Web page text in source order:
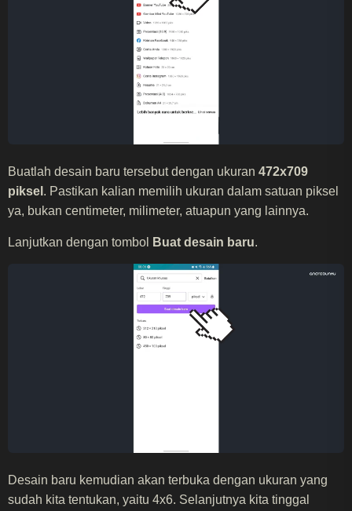
Buatlah desain baru tersebut dengan ukuran 472x709
piksel . Pastikan kalian memilih ukuran dalam satuan piksel
ya, bukan centimeter, milimeter, atuapun yang lainnya.
Lanjutkan dengan tombol Buat desain baru.
Desain baru kemudian akan terbuka dengan ukuran yang
sudah kita tentukan, yaitu 4x6. Selanjutnya kita tinggal